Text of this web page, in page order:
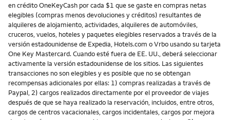
en crédito OneKeyCash por cada $1 que se gaste en compras netas
elegibles (compras menos devoluciones y créditos) resultantes de
alquileres de alojamiento, actividades, alquileres de automóviles,
cruceros, vuelos, hoteles y paquetes elegibles reservados a través de la
versión estadounidense de Expedia, Hotels.com o Vrbo usando su tarjeta
One Key Mastercard. Cuando esté fuera de EE. UU., deberá seleccionar
activamente la versión estadounidense de los sitios. Las siguientes
transacciones no son elegibles y es posible que no se obtengan
recompensas adicionales por ellas: 1) compras realizadas a través de
Paypal, 2) cargos realizados directamente por el proveedor de viajes
después de que se haya realizado la reservación, incluidos, entre otros,
cargos de centros vacacionales, cargos incidentales, cargos por mejora